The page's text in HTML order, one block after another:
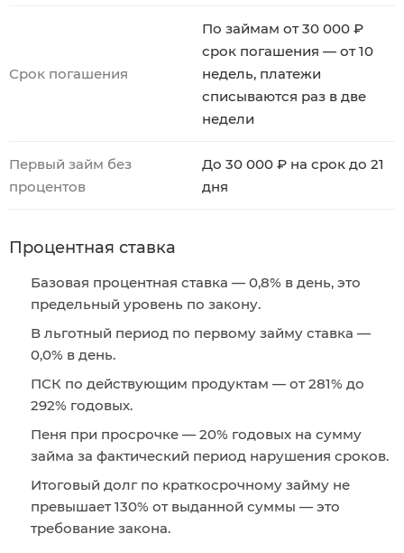
Срок погашения
По займам от 30 000 ₽
срок погашения — от 10
недель, платежи
списываются раз в две
недели
Первый займ без
процентов
До 30 000 ₽ на срок до 21
дня
Процентная ставка
Базовая процентная ставка — 0,8% в день, это
предельный уровень по закону.
В льготный период по первому займу ставка —
0,0% в день.
ПСК по действующим продуктам — от 281% до
292% годовых.
Пеня при просрочке — 20% годовых на сумму
займа за фактический период нарушения сроков.
Итоговый долг по краткосрочному займу не
превышает 130% от выданной суммы — это
требование закона.